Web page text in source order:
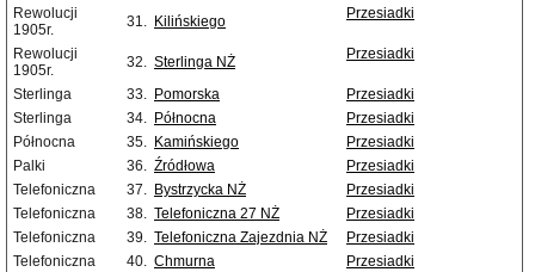
Rewolucji
1905r.
31. Kilińskiego Przesiadki
Rewolucji
1905r.
32. Sterlinga NŻ Przesiadki
Sterlinga 33. Pomorska
Przesiadki
Sterlinga
34. Północna
Przesiadki
Północna
35. Kamińskiego
Przesiadki
Palki
36. Źródłowa
Przesiadki
Telefoniczna
37. Bystrzycka NŻ
Przesiadki
Telefoniczna
38. Telefoniczna 27 NŻ
Przesiadki
Telefoniczna
39. Telefoniczna Zajezdnia NŻ
Przesiadki
Telefoniczna
40. Chmurna
Przesiadki